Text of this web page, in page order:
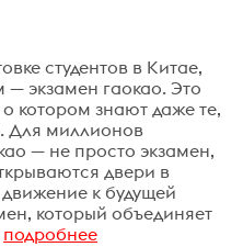
студентов в Китае,
— экзамен гаокао. Это
котором знают даже те,
Для миллионов
— не просто экзамен,
двери в
к будущей
который объединяет
подробнее